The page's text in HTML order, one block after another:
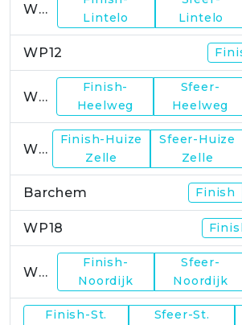
WP11
Lintelo
Lintelo
WP12
WP13
Finish-
Heelweg
Sfeer-
Heelweg
WP15
Finish-Huize
Zelle
Sfeer-Huize
Zelle
Barchem Finish
WP18
WP19
Finish-
Noordijk
Sfeer-
Noordijk
Finish-St.
Sfeer-St.